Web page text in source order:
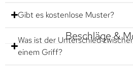
Gibt es kostenlose Muster?
Beschläge &
Was ist der Unterschied
einem Griff?